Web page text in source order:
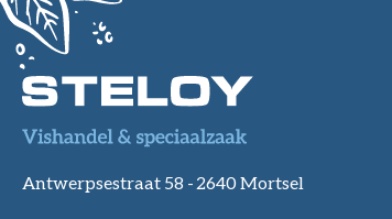
Antwerpsestraat 58 - 2640 Mortsel